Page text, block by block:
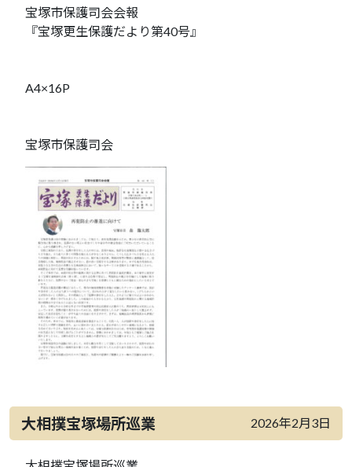
宝塚市保護司会会報
『宝塚更生保護だより第40号』
A4×16P
宝塚市保護司会
大相撲宝塚場所巡業 2026年2月3日